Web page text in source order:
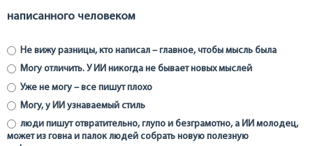
написанного человеком
Не вижу разницы, кто написал – главное, чтобы мысль была
Могу отличить. У ИИ никогда не бывает новых мыслей
Уже не могу – все пишут плохо
Могу, у ИИ узнаваемый стиль
люди пишут отвратительно, глупо и безграмотно, а ИИ молодец,
может из говна и палок людей собрать новую полезную